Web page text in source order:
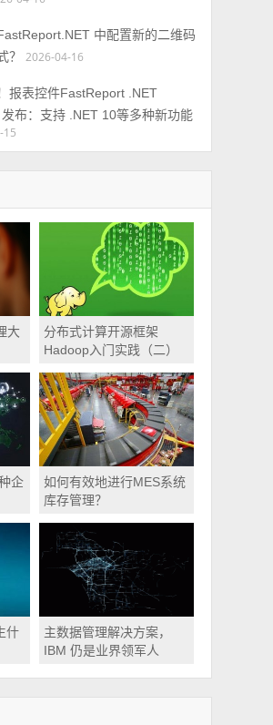
中配置新的二维码
？
2026-04-16
报表控件FastReport .NET
布：支持 .NET 10等多种新功能
15
大
分布式计算开源框架
Hadoop入门实践（二）
企
如何有效地进行MES系统
库存管理？
什
主数据管理解决方案，
IBM 仍是业界领军人